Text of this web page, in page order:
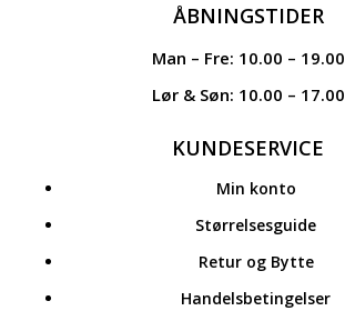
ÅBNINGSTIDER
Man – Fre: 10.00 – 19.00
Lør & Søn: 10.00 – 17.00
KUNDESERVICE
Min konto
Størrelsesguide
Retur og Bytte
Handelsbetingelser